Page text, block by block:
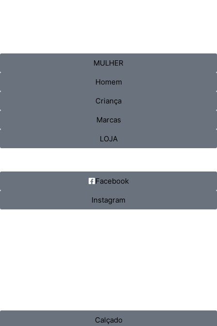
MULHER
Homem
Criança
Marcas
LOJA
Facebook
Instagram
Calçado